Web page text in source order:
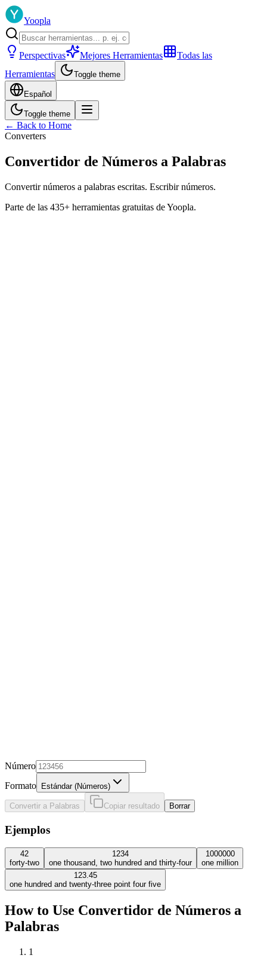
Yoopla
Perspectivas Mejores Herramientas
Todas las
Herramientas
Toggle theme
Español
Toggle theme
← Back to Home
Converters
Convertidor de Números a Palabras
Convertir números a palabras escritas. Escribir números.
Parte de las 435+ herramientas gratuitas de Yoopla.
Número
Formato
Estándar (Números)
Convertir a Palabras Copiar resultado Borrar
Ejemplos
42
forty-two
1234
one thousand, two hundred and thirty-four
1000000
one million
123.45
one hundred and twenty-three point four five
How to Use Convertidor de Números a
Palabras
1